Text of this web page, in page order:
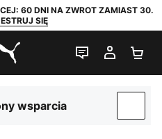
60 DNI NA ZWROT ZAMIAST 30.
SIĘ
CZAT NA
MOJE
wsparcia